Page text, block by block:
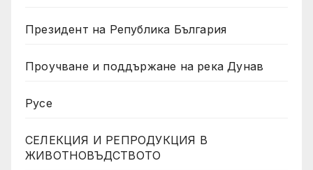
Президент на Република България
Проучване и поддържане на река Дунав
Русе
СЕЛЕКЦИЯ И РЕПРОДУКЦИЯ В
ЖИВОТНОВЪДСТВОТО